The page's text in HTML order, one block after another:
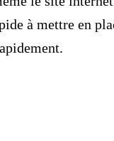
à mettre en